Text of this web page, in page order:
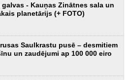
- Kauņas Zinātnes sala un
planetārijs (+ FOTO)
Saulkrastu pusē – desmitiem
un zaudējumi ap 100 000 eiro